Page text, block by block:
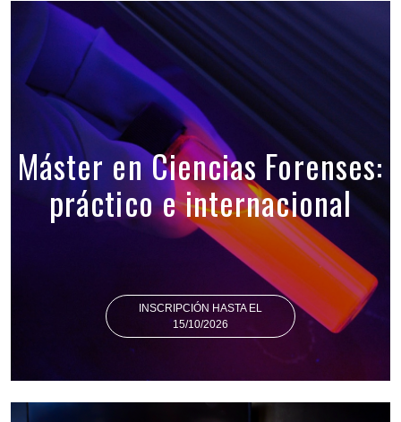
Máster en Ciencias Forenses:
práctico e internacional
INSCRIPCIÓN HASTA EL
15/10/2026